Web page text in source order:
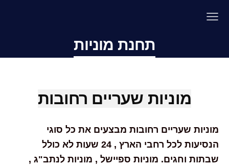
תחנת מוניות
מוניות שעריים רחובות
מוניות שעריים רחובות מבצעים את כל סוגי
הנסיעות לכל רחבי הארץ , 24 שעות לא כולל
שבתות וחגים. מוניות ספיישל , מוניות לנתב"ג ,